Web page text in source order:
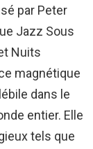
par Peter
Jazz Sous
Nuits
magnétique
dans le
entier. Elle
tels que